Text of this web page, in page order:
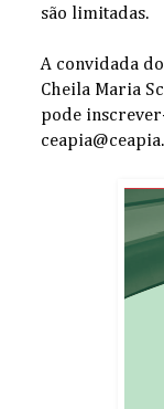
são limitadas.
A convidada
Cheila Maria
pode